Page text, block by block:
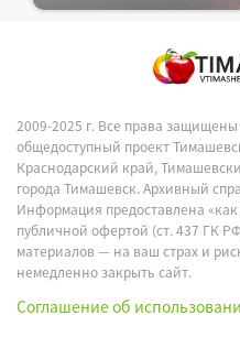
2009-2025 г. Все права
общедоступный проект
Краснодарский край,
города Тимашевск. Архивный
Информация предоставлена
публичной офертой (ст. 437 ГК
материалов — на ваш страх и
немедленно закрыть сайт.
Соглашение об